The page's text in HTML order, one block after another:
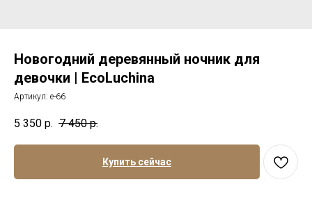
Новогодний деревянный ночник для
девочки | EcoLuchina
Артикул: е-66
5 350 р. 7 450 р.
Купить сейчас